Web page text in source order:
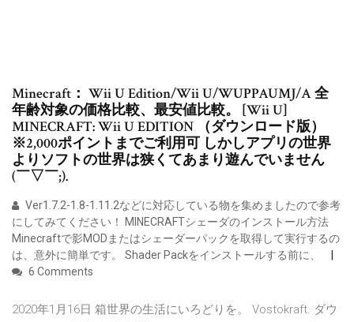
Minecraft： Wii U Edition/Wii U/WUPPAUMJ/A 全
年齢対象の価格比較、最安値比較。 [Wii U]
MINECRAFT: Wii U EDITION （ダウンロード版）
※2,000ポイントまでご利用可 しかしアプリの世界
よりソフトの世界は狭くてあまり遊んでいません
(￣▽￣;).
Ver1.7.2-1.8-1.11.2などに対応している物を集めましたので参考
にしてみてください！ MINECRAFTシェーダのインストール方法
Minecraftで影MODまたはシェーダーパックを取得して実行するの
は、意外に簡単です。 Shader Packをインストールする前に、
6 Comments
2020年1月16日 箱世界の生活にいろどりを。 Vostokraft. ダウ